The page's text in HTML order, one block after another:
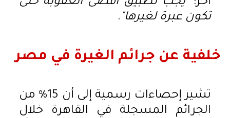
تكون عبرة لغيرها" .
خلفية عن جرائم الغيرة في مصر
تشير إحصاءات رسمية إلى أن 15% من
الجرائم المسجلة في القاهرة خلال